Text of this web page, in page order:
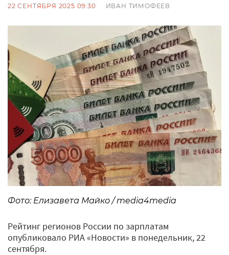
22 СЕНТЯБРЯ 2025 09:30 ИВАН ТИМОФЕЕВ
Фото: Елизавета Майко / media4media
Рейтинг регионов России по зарплатам
опубликовало РИА «Новости» в понедельник, 22
сентября.